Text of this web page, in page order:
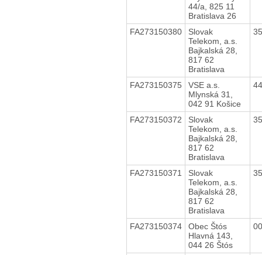
44/a, 825 11
Bratislava 26
FA273150380
Slovak
Telekom, a.s.
Bajkalská 28,
817 62
Bratislava
FA273150375
VSE a.s.
Mlynská 31,
042 91 Košice
FA273150372
Slovak
Telekom, a.s.
Bajkalská 28,
817 62
Bratislava
FA273150371
Slovak
Telekom, a.s.
Bajkalská 28,
817 62
Bratislava
FA273150374
Obec Štós
Hlavná 143,
044 26 Štós